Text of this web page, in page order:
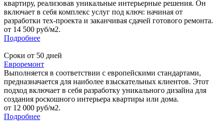
квартиру, реализовав уникальные интерьерные решения. Он
включает в себя комплекс услуг под ключ: начиная от
разработки тех-проекта и заканчивая сдачей готового ремонта.
от 14 500 руб/м2.
Подробнее
Сроки от 50 дней
Евроремонт
Выполняется в соответствии с европейскими стандартами,
предназначается для наиболее взыскательных клиентов. Этот
подход включает в себя разработку уникального дизайна для
создания роскошного интерьера квартиры или дома.
от 12 000 руб/м2.
Подробнее